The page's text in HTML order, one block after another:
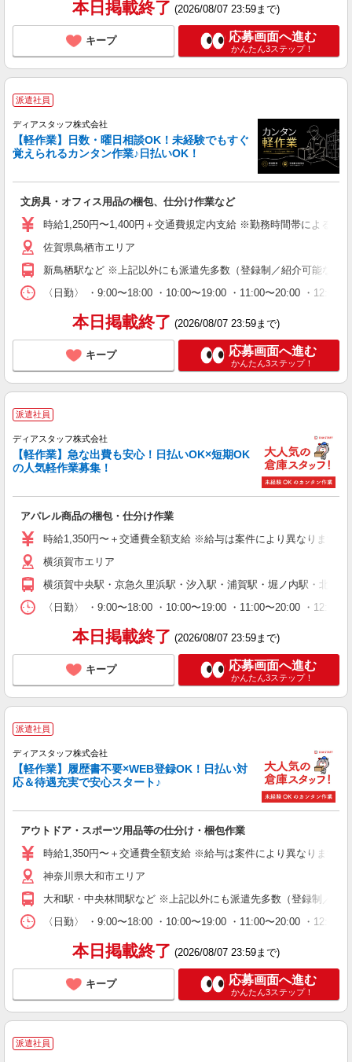
本日掲載終了 (2026/08/07 23:59まで)
キープ 応募画面へ進む
かんたん3ステップ！
派遣社員
ディアスタッフ株式会社
【軽作業】日数・曜日相談OK！未経験でもすぐ
覚えられるカンタン作業♪日払いOK！
文房具・オフィス用品の梱包、仕分け作業など
時給1,250円〜1,400円＋交通費規定内支給 ※勤務時間帯による ※
佐賀県鳥栖市エリア
新鳥栖駅など ※上記以外にも派遣先多数（登録制／紹介可能な案
〈日勤〉 ・9:00〜18:00 ・10:00〜19:00 ・11:00〜20:00 ・
本日掲載終了 (2026/08/07 23:59まで)
キープ 応募画面へ進む
かんたん3ステップ！
派遣社員
ディアスタッフ株式会社
【軽作業】急な出費も安心！日払いOK×短期OK
の人気軽作業募集！
アパレル商品の梱包・仕分け作業
時給1,350円〜＋交通費全額支給 ※給与は案件により異なります(
横須賀市エリア
横須賀中央駅・京急久里浜駅・汐入駅・浦賀駅・堀ノ内駅・北久
〈日勤〉 ・9:00〜18:00 ・10:00〜19:00 ・11:00〜20:00 ・
本日掲載終了 (2026/08/07 23:59まで)
キープ 応募画面へ進む
かんたん3ステップ！
派遣社員
ディアスタッフ株式会社
【軽作業】履歴書不要×WEB登録OK！日払い対
応＆待遇充実で安心スタート♪
アウトドア・スポーツ用品等の仕分け・梱包作業
時給1,350円〜＋交通費全額支給 ※給与は案件により異なります(
神奈川県大和市エリア
大和駅・中央林間駅など ※上記以外にも派遣先多数（登録制／紹
〈日勤〉 ・9:00〜18:00 ・10:00〜19:00 ・11:00〜20:00 ・
本日掲載終了 (2026/08/07 23:59まで)
キープ 応募画面へ進む
かんたん3ステップ！
派遣社員